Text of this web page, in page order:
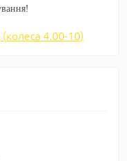
4.00-10)